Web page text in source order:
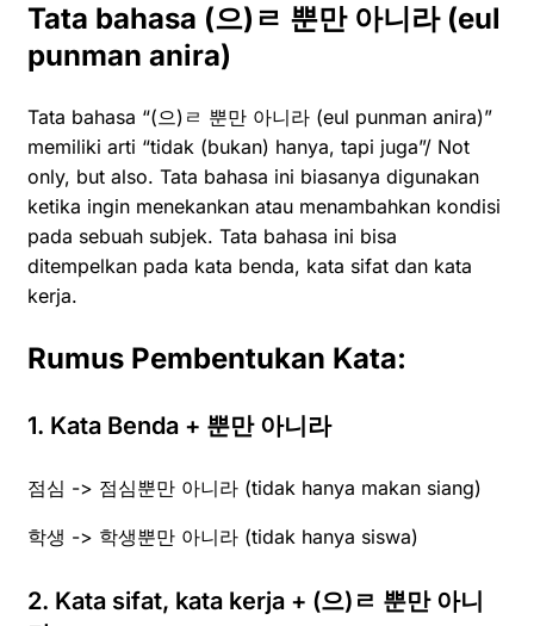
Tata bahasa (으) ㄹ 뿐만 아니라(eul
punman anira)
Tata bahasa “(으)ㄹ 뿐만 아니라 (eul punman anira)”
memiliki arti “tidak (bukan) hanya, tapi juga”/ Not
only, but also. Tata bahasa ini biasanya digunakan
ketika ingin menekankan atau menambahkan kondisi
pada sebuah subjek. Tata bahasa ini bisa
ditempelkan pada kata benda, kata sifat dan kata
kerja.
Rumus Pembentukan Kata:
1. Kata Benda + 뿐만 아니라
점심 -> 점심뿐만 아니라 (tidak hanya makan siang)
학생 -> 학생뿐만 아니라 (tidak hanya siswa)
2. Kata sifat, kata kerja + (으)ㄹ 뿐만 아니